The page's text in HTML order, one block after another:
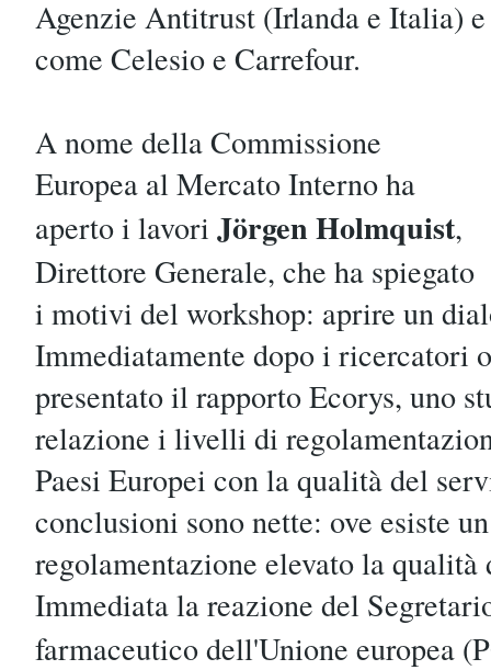
Agenzie Antitrust (Irlanda e Italia)
come Celesio e Carrefour.
A nome della Commissione
Europea al Mercato Interno ha
aperto i lavori Jörgen Holmquist,
Direttore Generale, che ha spiegato
i motivi del workshop: aprire un
Immediatamente dopo i ricercatori
presentato il rapporto Ecorys, uno
relazione i livelli di
Paesi Europei con la qualità del
conclusioni sono nette: ove esiste
regolamentazione elevato la
Immediata la reazione del
farmaceutico dell'Unione europea